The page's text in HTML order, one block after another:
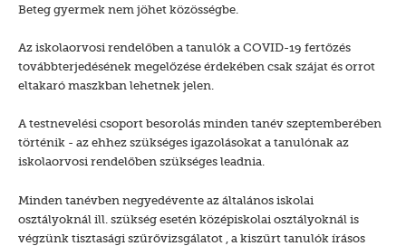
Beteg gyermek nem jöhet közösségbe.
Az iskolaorvosi rendelőben a tanulók a COVID-19 fertőzés
továbbterjedésének megelőzése érdekében csak szájat és orrot
eltakaró maszkban lehetnek jelen.
A testnevelési csoport besorolás minden tanév szeptemberében
történik - az ehhez szükséges igazolásokat a tanulónak az
iskolaorvosi rendelőben szükséges leadnia.
Minden tanévben negyedévente az általános iskolai
osztályoknál ill. szükség esetén középiskolai osztályoknál is
végzünk tisztasági szűrővizsgálatot , a kiszűrt tanulók írásos